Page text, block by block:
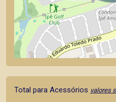
Total para Acessórios valores